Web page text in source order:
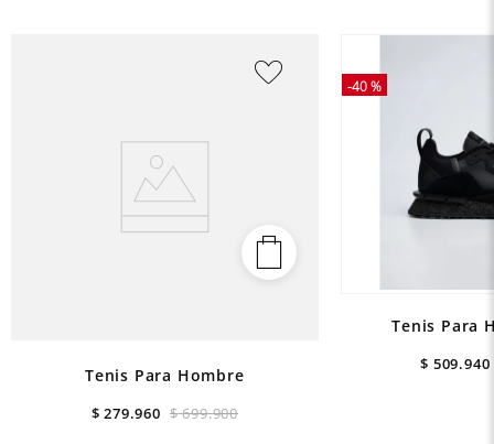
Tenis Para Hombre
$ 699.900
$ 279.960
-40 %
Tenis Para
$ 509.940